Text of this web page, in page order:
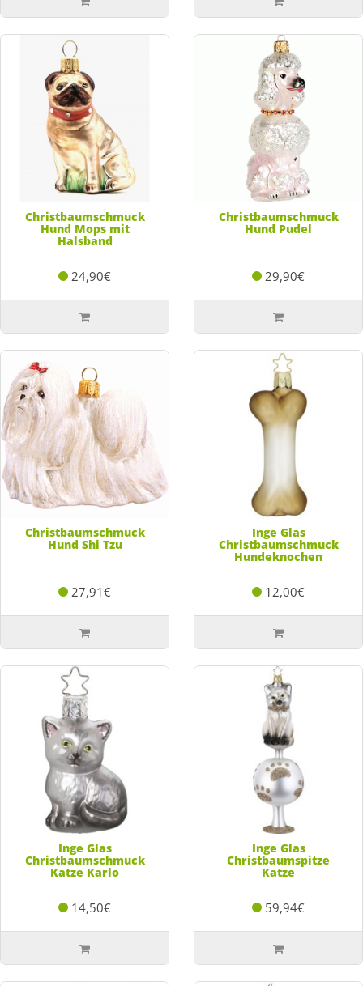
Christbaumschmuck
Hund Mops mit
Halsband
24,90€
Christbaumschmuck
Hund Pudel
29,90€
Christbaumschmuck
Hund Shi Tzu
27,91€
Inge Glas
Christbaumschmuck
Hundeknochen
12,00€
Inge Glas
Christbaumschmuck
Katze Karlo
14,50€
Inge Glas
Christbaumspitze
Katze
59,94€